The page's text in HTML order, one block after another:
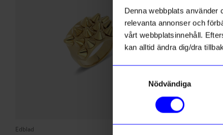
Denna webbplats
relevanta annonser och
vårt webbplatsinnehåll.
kan alltid ändra dig/dra
Nödvändiga
Edblad